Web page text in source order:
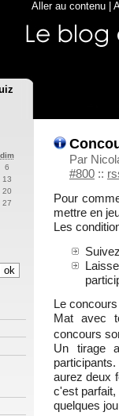
Aller au contenu
Par
#800 ::
Pour
mettre en
Les
Le
Mat avec
concours
Un tirage
aurez deux
c'est
quelques
dim
6
13
20
27